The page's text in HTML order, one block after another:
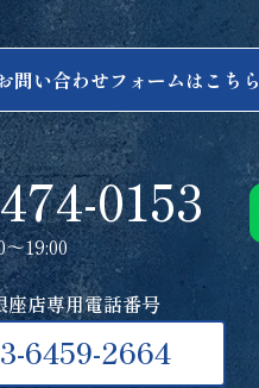
問い合わせフォームはこちら
0153
19:00
店専用電話番号
6459-2664